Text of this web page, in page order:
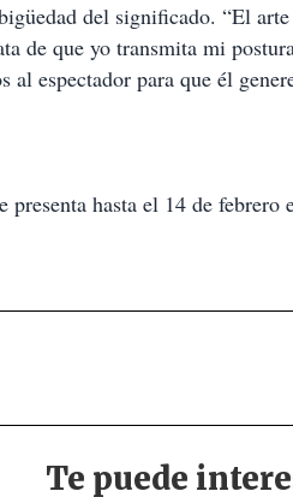
del significado. “El
de que yo transmita mi
al espectador para que él
presenta hasta el 14 de